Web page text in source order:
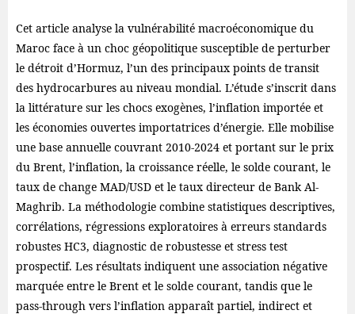
Cet article analyse la vulnérabilité macroéconomique du
Maroc face à un choc géopolitique susceptible de perturber
le détroit d’Hormuz, l’un des principaux points de transit
des hydrocarbures au niveau mondial. L’étude s’inscrit dans
la littérature sur les chocs exogènes, l’inflation importée et
les économies ouvertes importatrices d’énergie. Elle mobilise
une base annuelle couvrant 2010-2024 et portant sur le prix
du Brent, l’inflation, la croissance réelle, le solde courant, le
taux de change MAD/USD et le taux directeur de Bank Al-
Maghrib. La méthodologie combine statistiques descriptives,
corrélations, régressions exploratoires à erreurs standards
robustes HC3, diagnostic de robustesse et stress test
prospectif. Les résultats indiquent une association négative
marquée entre le Brent et le solde courant, tandis que le
pass-through vers l’inflation apparaît partiel, indirect et